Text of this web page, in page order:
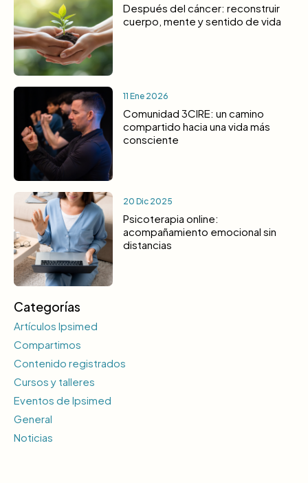
Después del cáncer: reconstruir
cuerpo, mente y sentido de vida
11 Ene 2026
Comunidad 3CIRE: un camino
compartido hacia una vida más
consciente
20 Dic 2025
Psicoterapia online:
acompañamiento emocional sin
distancias
Categorías
Artículos Ipsimed
Compartimos
Contenido registrados
Cursos y talleres
Eventos de Ipsimed
General
Noticias